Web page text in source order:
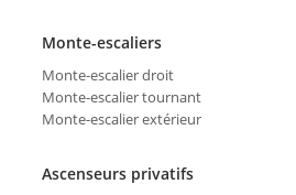
Monte-escaliers
Monte-escalier droit
Monte-escalier tournant
Monte-escalier extérieur
Ascenseurs privatifs